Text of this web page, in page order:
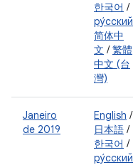
한국어 /
ру́сский
简体中
文 /繁體
中文 (台
灣)
Janeiro
de 2019
English /
日本語 /
한국어 /
ру́сский